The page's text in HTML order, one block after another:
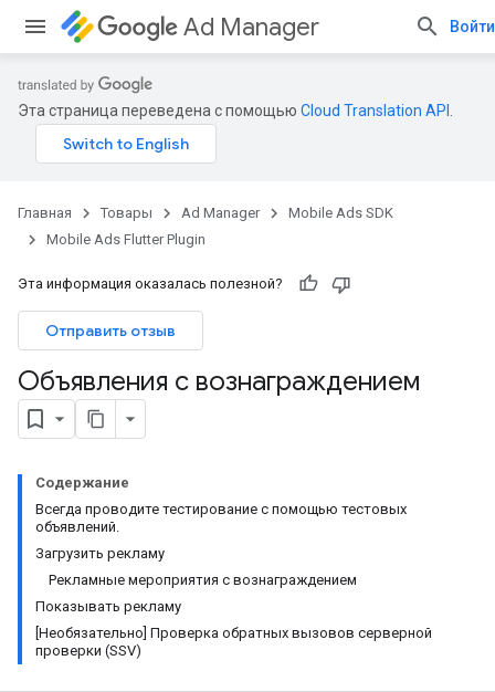
Ad Manager Войти
Эта страница переведена с помощью Cloud Translation API
Главная Товары Ad Manager
Mobile Ads SDK
Mobile Ads Flutter Plugin
Эта информация оказалась полезной?
Отправить отзыв
Объявления с вознаграждением
Содержание
Всегда проводите тестирование с помощью тестовых
объявлений.
Загрузить рекламу
Рекламные мероприятия с вознаграждением
Показывать рекламу
[Необязательно] Проверка обратных вызовов серверной
проверки (SSV)